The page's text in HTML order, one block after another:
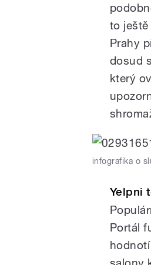
to ještě
Prahy
dosud
který
infografika o
Yelpni
Portál